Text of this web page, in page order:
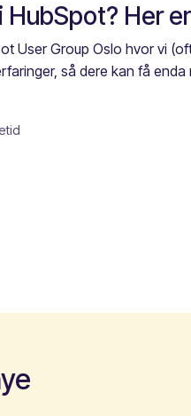
Her
User Group Oslo hvor vi
så dere kan få